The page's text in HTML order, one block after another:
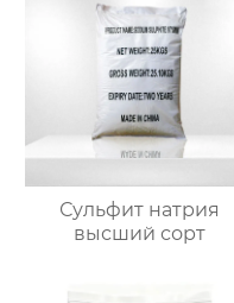
Сульфит натрия
высший сорт